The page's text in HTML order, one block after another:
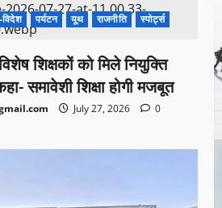
पर्यटन यूथ राजनीति स्पोर्ट्स
शिक्षकों को मिले नियुक्ति
समावेशी शिक्षा होगी मजबूत
July 27, 2026
0